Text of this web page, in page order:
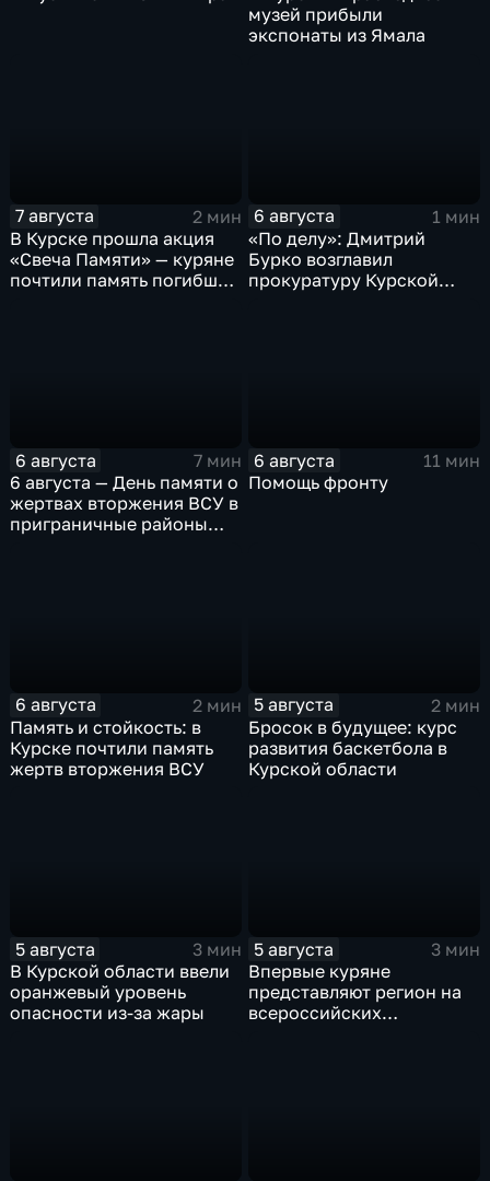
музей прибыли
экспонаты из Ямала
7 августа
2 мин
В Курске прошла акция
«Свеча Памяти» — куряне
почтили память погибших
6 августа
1 мин
«По делу»: Дмитрий
Бурко возглавил
прокуратуру Курской
6 августа
7 мин
6 августа — День памяти о
жертвах вторжения ВСУ в
приграничные районы
6 августа
11 мин
Помощь фронту
6 августа
2 мин
Память и стойкость: в
Курске почтили память
жертв вторжения ВСУ
5 августа
2 мин
Бросок в будущее: курс
развития баскетбола в
Курской области
5 августа
3 мин
В Курской области ввели
оранжевый уровень
опасности из-за жары
5 августа
3 мин
Впервые куряне
представляют регион на
всероссийских